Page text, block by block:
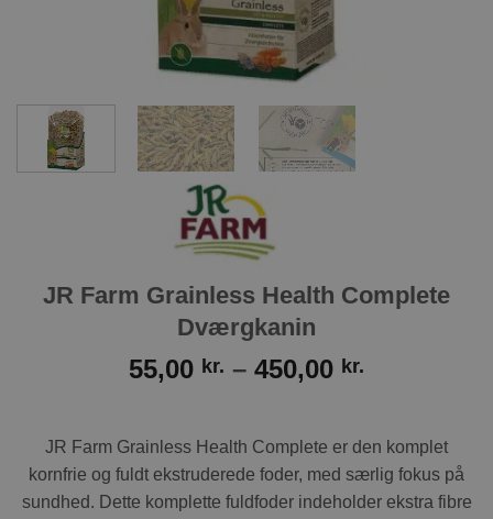
JR Farm Grainless Health Complete
Dværgkanin
55,00 kr. – 450,00 kr.
450,00 kr.
JR Farm Grainless Health Complete er den komplet
kornfrie og fuldt ekstruderede foder, med særlig fokus på
sundhed. Dette komplette fuldfoder indeholder ekstra fibre